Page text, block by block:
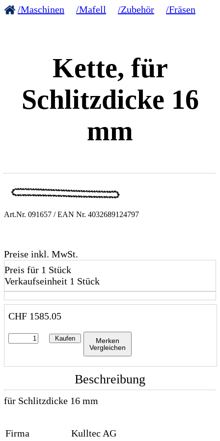
/Maschinen /Mafell /Zubehör /Fräsen
Kette, für
Schlitzdicke 16
mm
Art.Nr. 091657 / EAN Nr. 4032689124797
Preise inkl. MwSt.
Preis für 1 Stück
Verkaufseinheit 1 Stück
CHF 1585.05
Kaufen
Merken
Vergleichen
Beschreibung
für Schlitzdicke 16 mm
Firma
Kulltec AG